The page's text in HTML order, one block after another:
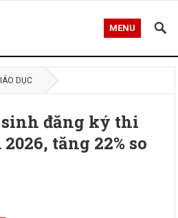
MENU
DỤC
sinh đăng ký thi
tăng 22% so